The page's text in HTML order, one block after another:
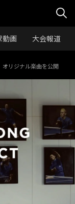
動画 大会報道
リジナル楽曲を公開